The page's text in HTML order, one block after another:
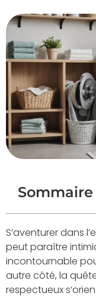
Sommaire
S’aventurer dans
peut paraître
incontournable
autre côté, la
respectueux